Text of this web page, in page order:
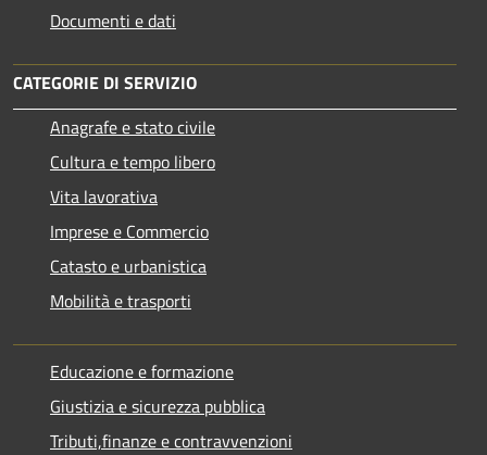
Documenti e dati
CATEGORIE DI SERVIZIO
Anagrafe e stato civile
Cultura e tempo libero
Vita lavorativa
Imprese e Commercio
Catasto e urbanistica
Mobilità e trasporti
Educazione e formazione
Giustizia e sicurezza pubblica
Tributi,finanze e contravvenzioni